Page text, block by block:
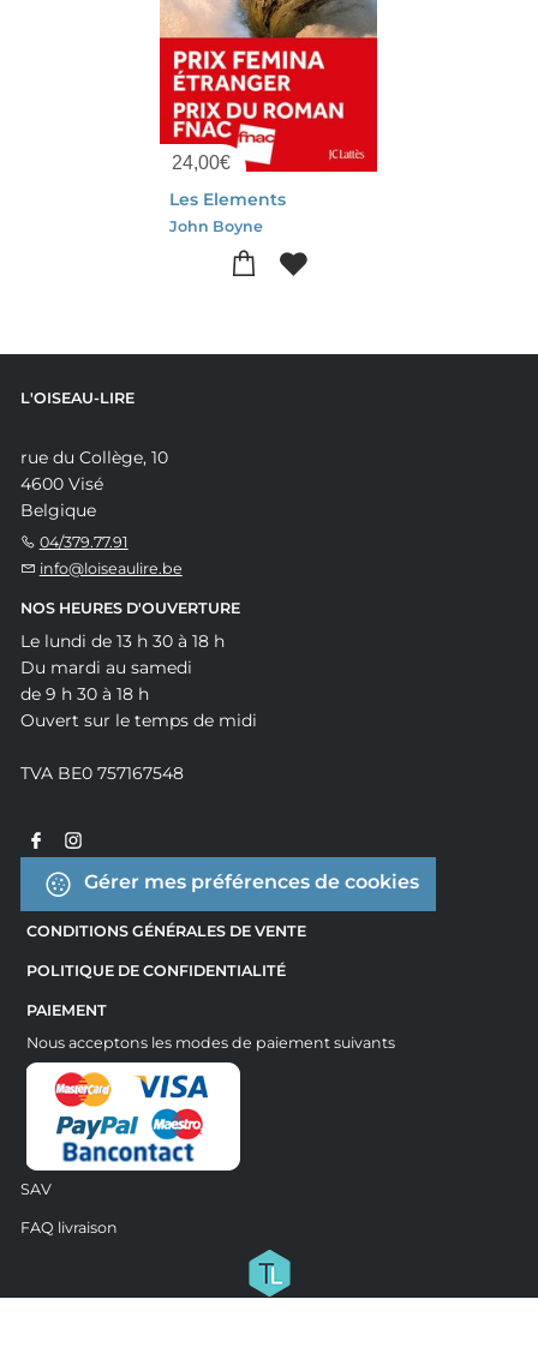
24,00€
Les Elements
John Boyne
L'OISEAU-LIRE
rue du Collège, 10
4600 Visé
Belgique
04/379.77.91
info@loiseaulire.be
NOS HEURES D'OUVERTURE
Le lundi de 13 h 30 à 18 h
Du mardi au samedi
de 9 h 30 à 18 h
Ouvert sur le temps de midi
TVA BE0 757167548
Gérer mes préférences de cookies
CONDITIONS GÉNÉRALES DE VENTE
POLITIQUE DE CONFIDENTIALITÉ
PAIEMENT
Nous acceptons les modes de paiement suivants
SAV
FAQ livraison